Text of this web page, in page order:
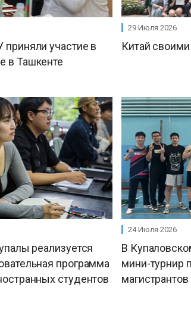
участие в
в Ташкенте
29 Июля 2026
Китай
реализуется
программа
студентов
24 Июля 2026
В
мини-турнир